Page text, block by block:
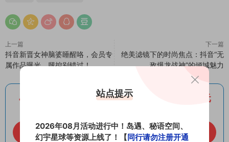
上一篇
抖音新晋女神脑婆睡醒咯，会员专
属作品曝光，腿控别错过！
下一篇
绝美滤镜下的时尚焦点：抖音“无
敌爆龙战神”的倾城魅力
百度网盘内部特批：SVIP会员直降最低100元
立即开通（先到先得）
站点提示
2026年08月活动进行中！岛遇、秘语空间、
幻宇星球等资源上线了！【同行请勿注册开通